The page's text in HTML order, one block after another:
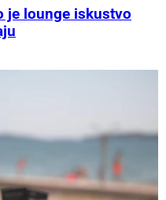
je lounge iskustvo